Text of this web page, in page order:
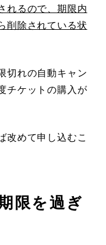
れるので、期限内
削除されている状
切れの自動キャン
チケットの購入が
改めて申し込むこ
限を過ぎ